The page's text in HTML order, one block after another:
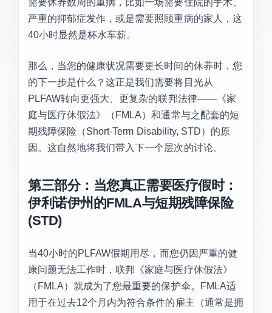
需要休养数周的重病，比如一场需要住院的手术、
严重的抑郁症发作，或是需要照顾重病的家人，这
40小时显然是杯水车薪。
那么，当您的健康状况需要更长时间的休养时，您
的下一步是什么？这正是我们需要将目光从
PLFAW转向更强大、更复杂的联邦法律——《家
庭与医疗休假法》（FMLA）和通常与之配套的短
期残障保险（Short-Term Disability, STD）的原
因。这自然地将我们带入下一个层次的讨论。
第三部分：当您真正需要医疗假时：
伊利诺伊州的FMLA与短期残障保险
(STD)
当40小时的PLFAW假期用尽，而您仍因严重的健
康问题无法工作时，联邦《家庭与医疗休假法》
（FMLA）就成为了您最重要的保护伞。FMLA适
用于在过去12个月内为符合条件的雇主（通常是拥